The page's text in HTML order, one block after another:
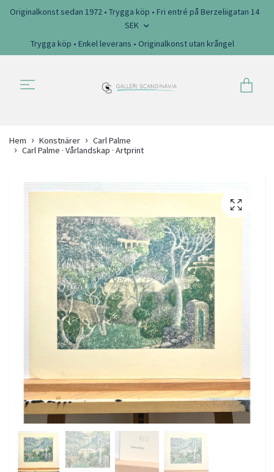
Originalkonst sedan 1972 • Trygga köp • Fri entré på Berzeliigatan 14
SEK
Trygga köp • Enkel leverans • Originalkonst utan krångel
Hem Konstnärer
Carl Palme
Carl Palme · Vårlandskap · Artprint